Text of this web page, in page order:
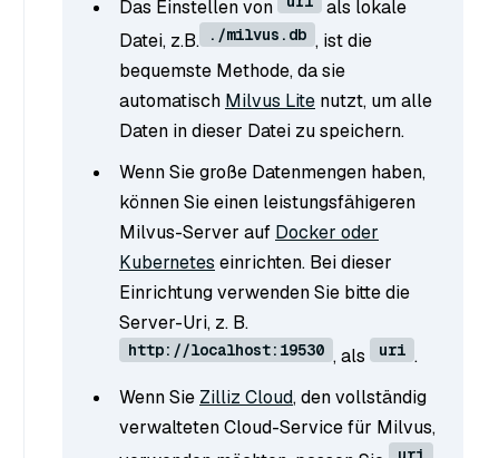
Das Einstellen von
als lokale
Datei, z.B.
./milvus.db , ist die
bequemste Methode, da sie
automatisch Milvus Lite nutzt, um alle
Daten in dieser Datei zu speichern.
Wenn Sie große Datenmengen haben,
können Sie einen leistungsfähigeren
Milvus-Server auf Docker oder
Kubernetes einrichten. Bei dieser
Einrichtung verwenden Sie bitte die
Server-Uri, z. B.
http://localhost:19530 , als uri .
Wenn Sie Zilliz Cloud, den vollständig
verwalteten Cloud-Service für Milvus,